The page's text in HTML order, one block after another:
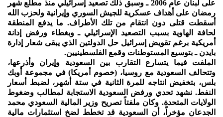
على لبنان عام 2006 ـ وسبق ذلك تصعيد إسرائيلي منذ مطلع شهر
رمضان على أهداف عسكرية للجيش السوري وإيرانية ولحزب الله
أسقطت قتلى دون انتقام من تلك الأطراف. ما يدفع المنطقة
لحافة الهاوية بسبب التصعيد الإسرائيلي ـ وبغطاء ورفض إدانة
أمريكية برغم تقويض إسرائيل حل الدولتين الذي يبقى شعار إدارة
بايدن ـ بتوسيع المستوطنات وقمع الفلسطينيين.
الملفت فيما يتسارع التقارب بين السعودية وإيران وأذرعها،
وتتحالف السعودية مع روسيا، (خصوم أمريكا) في مجموعة أوبك
بلس، بتخفيض انتاجه للمرة الثانية في ستة أشهر، لضبط أسعار
النفط. نشهد تحدي ورفض السعودية الاستجابة لمطالب وضغوط
الولايات المتحدة. وكان ملفتاً تصريح وزير المالية السعودي محمد
الجدعان مؤخراً، أن السعودية قد تخطط لضخ استثمارات مالية